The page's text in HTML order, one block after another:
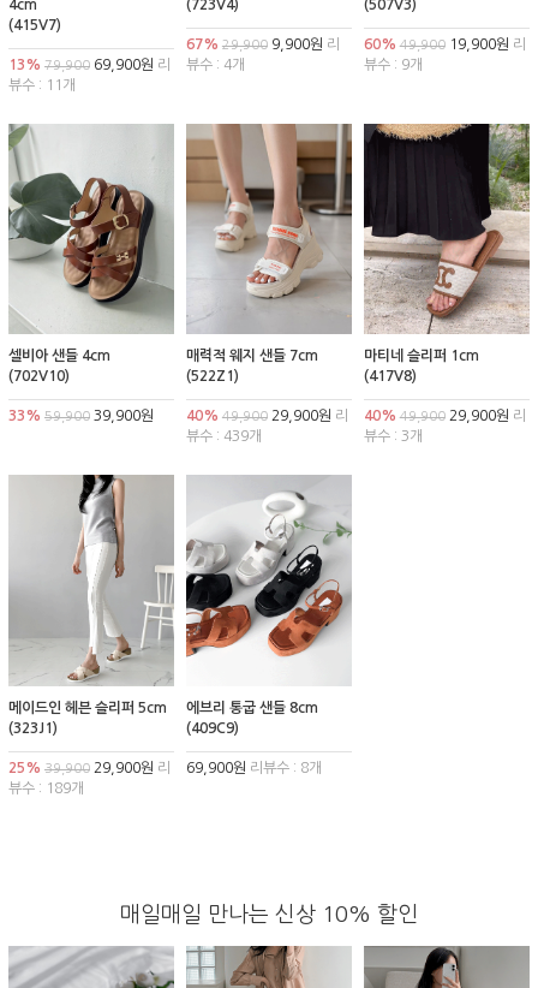
4cm
(415V7)
13% 79,900 69,900원 리
뷰수 : 11개
(723V4)
67% 29,9009,900원 리
뷰수 : 4개
(507V3)
60% 49,90019,900원 리
뷰수 : 9개
셀비아 샌들 4cm
(702V10)
33% 59,900 39,900원
매력적 웨지 샌들 7cm
(522Z1)
40% 49,90029,900원 리
뷰수 : 439개
마티네 슬리퍼 1cm
(417V8)
40% 49,90029,900원 리
뷰수 : 3개
메이드인 헤븐 슬리퍼 5cm
(323J1)
25% 39,900 29,900원 리
뷰수 : 189개
에브리 통굽 샌들 8cm
(409C9)
69,900원 리뷰수 : 8개
매일매일 만나는 신상 10% 할인